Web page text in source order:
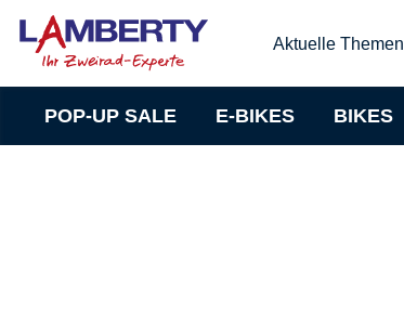
Aktuelle Themen
POP-UP SALE E-BIKES BIKES